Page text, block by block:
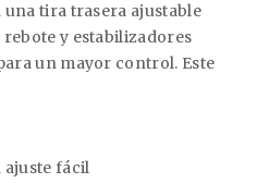
tira trasera ajustable
y estabilizadores
un mayor control. Este
fácil